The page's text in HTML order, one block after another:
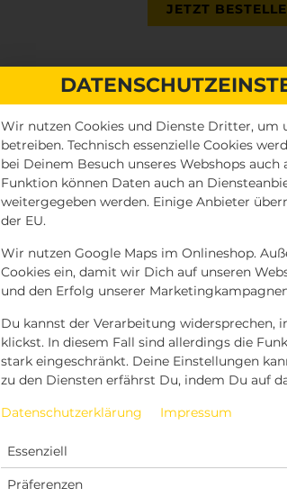
Wir nutzen Cookies und Dienste Dritter, um
betreiben. Technisch essenzielle Cookies
bei Deinem Besuch unseres Webshops
Funktion können Daten auch an
weitergegeben werden. Einige Anbieter
der EU.
Wir nutzen Google Maps im Onlineshop.
Cookies ein, damit wir Dich auf unseren
und den Erfolg unserer
Du kannst der Verarbeitung widersprechen,
klickst. In diesem Fall sind allerdings die
stark eingeschränkt. Deine Einstellungen
zu den Diensten erfährst Du, indem Du auf
Datenschutzerklärung Impressum
Essenziell
Präferenzen
JETZT
BACON-BBQ
MENÜ
mit Beilage, Dip & Getränk